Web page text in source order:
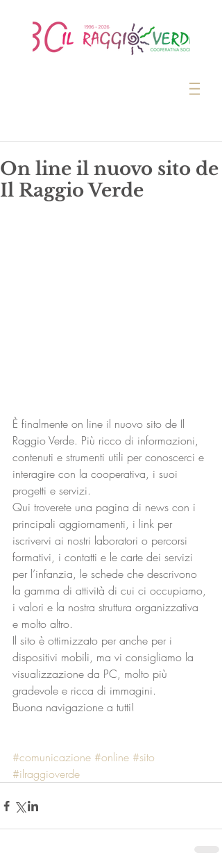
On line il nuovo sito de
Il Raggio Verde
È finalmente on line il nuovo sito de Il
Raggio Verde. Più ricco di informazioni,
contenuti e strumenti utili per conoscerci e
interagire con la cooperativa, i suoi
progetti e servizi.
Qui troverete una pagina di news con i
principali aggiornamenti, i link per
iscrivervi ai nostri laboratori o percorsi
formativi, i contatti e le carte dei servizi
per l’infanzia, le schede che descrivono
la gamma di attività di cui ci occupiamo,
i valori e la nostra struttura organizzativa
e molto altro.
Il sito è ottimizzato per anche per i
dispositivi mobili, ma vi consigliamo la
visualizzazione da PC, molto più
gradevole e ricca di immagini.
Buona navigazione a tutti!
#comunicazione #online #sito
#ilraggioverde